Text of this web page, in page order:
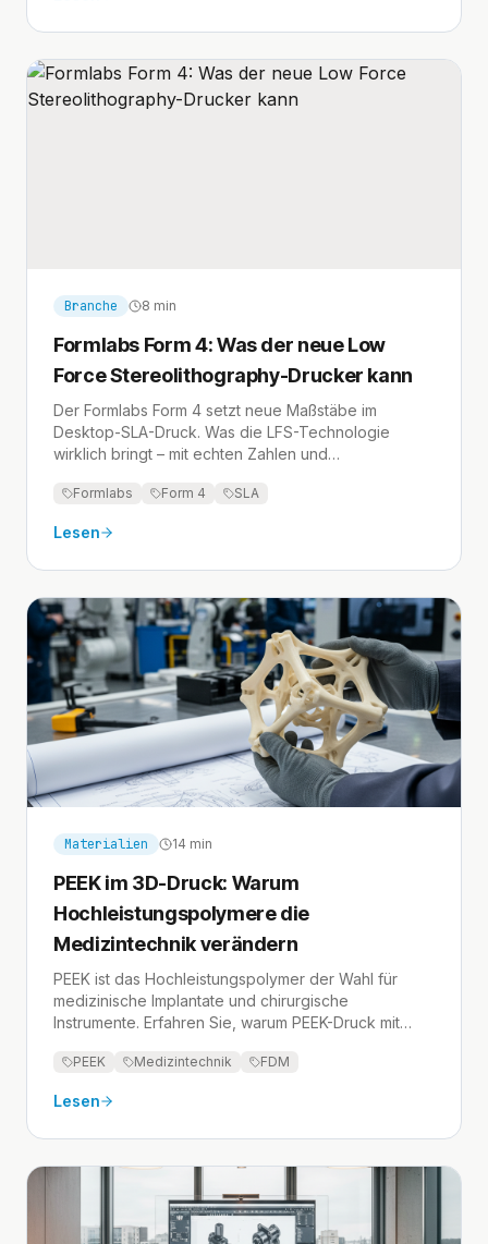
Branche 8 min
Formlabs Form 4: Was der neue Low
Force Stereolithography-Drucker kann
Der Formlabs Form 4 setzt neue Maßstäbe im
Desktop-SLA-Druck. Was die LFS-Technologie
wirklich bringt – mit echten Zahlen und
Formlabs Form 4 SLA
Lesen
Materialien 14 min
PEEK im 3D-Druck: Warum
Hochleistungspolymere die
Medizintechnik verändern
PEEK ist das Hochleistungspolymer der Wahl für
medizinische Implantate und chirurgische
Instrumente. Erfahren Sie, warum PEEK-Druck mit
PEEK Medizintechnik FDM
Lesen